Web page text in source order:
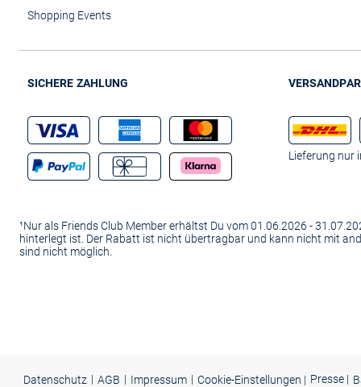
Shopping Events
SICHERE ZAHLUNG
Lieferung nur
¹Nur als Friends Club Member erhältst Du vom 01.06.2026 -
hinterlegt ist. Der Rabatt ist nicht übertragbar und kann nicht mit
sind nicht möglich.
Datenschutz AGB Impressum Cookie-Einstellungen | Presse